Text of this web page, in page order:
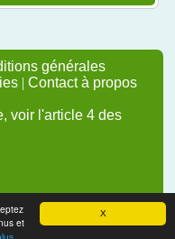
X
et
générales
| Contact à propos
voir l'article 4 des